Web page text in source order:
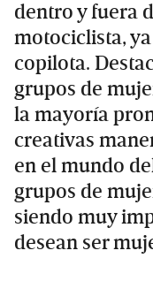
dentro y fuera
motociclista,
copilota.
grupos de
la mayoría
creativas
en el mundo
grupos de
siendo muy
desean ser